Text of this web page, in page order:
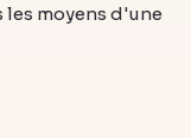
les moyens d'une